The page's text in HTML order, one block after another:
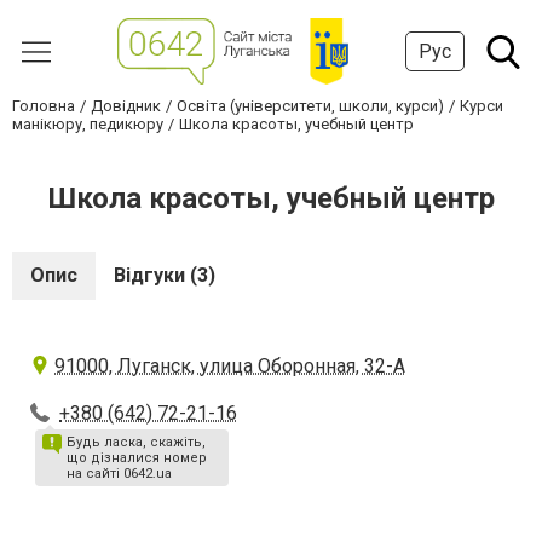
Рус
Головна Довідник Освіта (університети, школи, курси)
Курси
манікюру, педикюру
Школа красоты, учебный центр
Школа красоты, учебный центр
Опис Відгуки (3)
91000, Луганск, улица Оборонная, 32-А
+380 (642) 72-21-16
Будь ласка, скажіть,
що дізналися номер
на сайті 0642.ua